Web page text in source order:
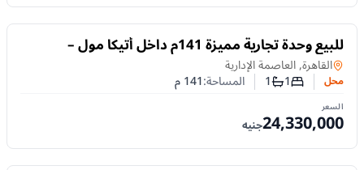
للبيع للبيع وحدة تجارية مميزة 141م داخل أتيكا مول –
العاصمة الإدارية الجديدة
محلفي
القاهرة, العاصمة الإدارية
محل عدد غرف النوم
1عدد الحمامات
1 المساحة:141م
السعر
24,330,000جنيه